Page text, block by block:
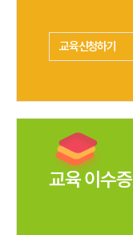
교육신청하기
교육 이수증